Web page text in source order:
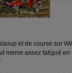
et de course sur
meme assez fatigué en